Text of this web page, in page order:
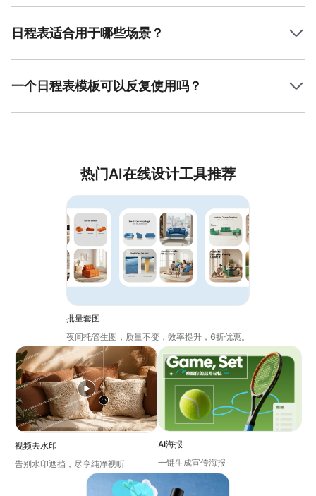
都能一目了然，提升使用效率。
日程表适合用于哪些场景？
印，也可以用于数字化日常使用。
一个日程表模板可以反复使用吗？
热门AI在线设计工具推荐
批量套图
夜间托管生图，质量不变，效率提升，6折优惠。
视频去水印
告别水印遮挡，尽享纯净视听
AI海报
一键生成宣传海报